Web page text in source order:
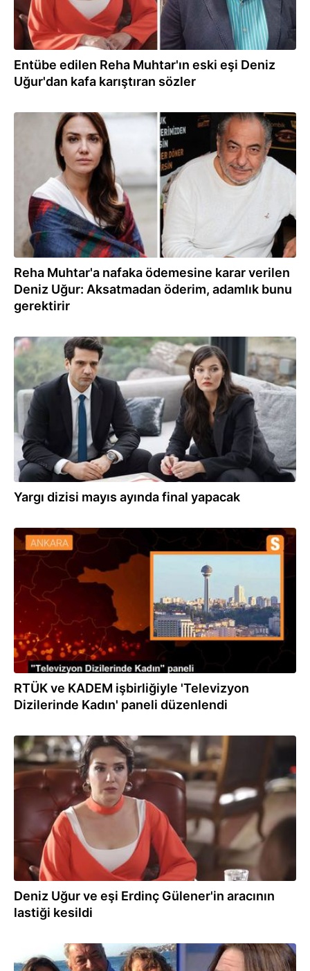
Entübe edilen Reha Muhtar'ın eski eşi Deniz
Uğur'dan kafa karıştıran sözler
07.06.2024
Reha Muhtar'a nafaka ödemesine karar verilen
Deniz Uğur: Aksatmadan öderim, adamlık bunu
gerektirir
08.04.2024
Yargı dizisi mayıs ayında final yapacak
05.03.2024
RTÜK ve KADEM işbirliğiyle 'Televizyon
Dizilerinde Kadın' paneli düzenlendi
14.11.2023
Deniz Uğur ve eşi Erdinç Gülener'in aracının
lastiği kesildi
20.10.2023